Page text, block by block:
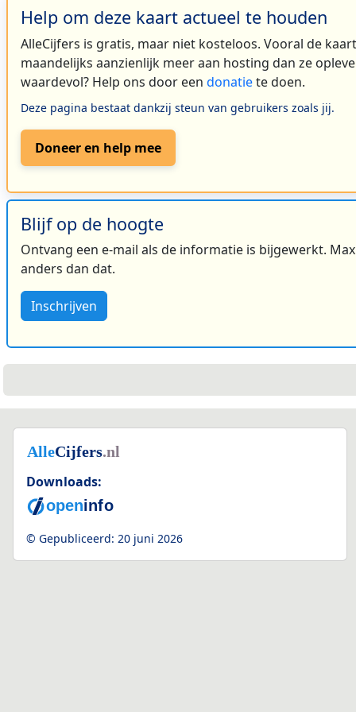
Help om deze kaart actueel te houden
AlleCijfers is gratis, maar niet kosteloos. Vooral de
maandelijks aanzienlijk meer aan hosting dan ze
waardevol? Help ons door een donatiete doen.
Deze pagina bestaat dankzij steun van gebruikers zoals jij.
Doneer en help mee
Blijf op de hoogte
Ontvang een e-mail als de informatie is bijgewerkt.
anders dan dat.
Inschrijven
Downloads:
© Gepubliceerd: 20 juni 2026